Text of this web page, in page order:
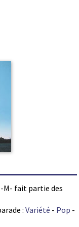
M- fait partie des
: Variété - Pop -